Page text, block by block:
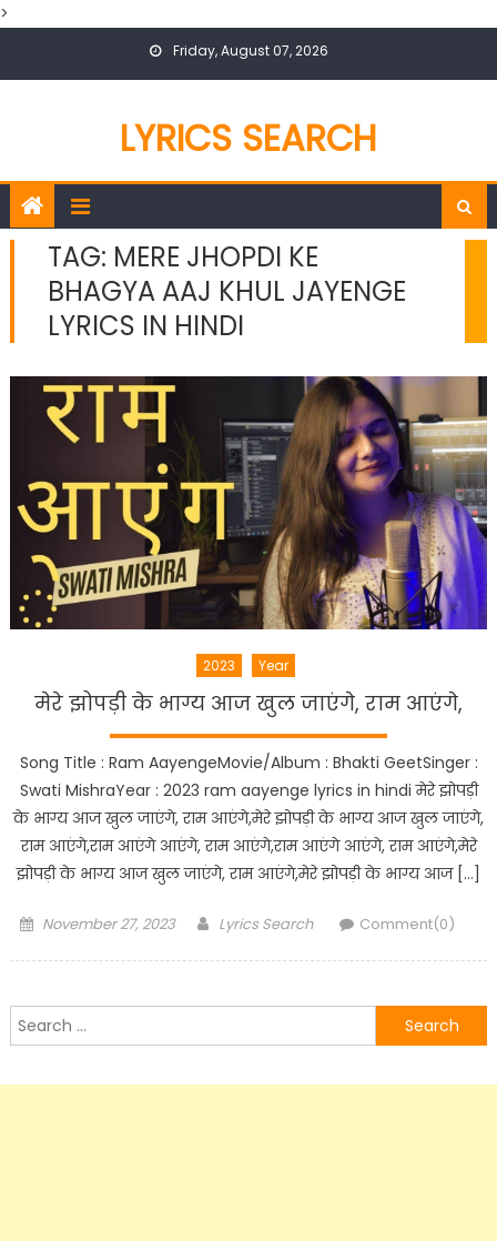
>
Friday, August 07, 2026
LYRICS SEARCH
TAG: MERE JHOPDI KE
BHAGYA AAJ KHUL JAYENGE
LYRICS IN HINDI
2023 Year
मेरे झोपड़ी के भाग्य आज खुल जाएंगे, राम आएंगे,
Song Title : Ram AayengeMovie/Album : Bhakti GeetSinger :
Swati MishraYear : 2023 ram aayenge lyrics in hindi मेरे झोपड़ी
के भाग्य आज खुल जाएंगे, राम आएंगे,मेरे झोपड़ी के भाग्य आज खुल जाएंगे,
राम आएंगे,राम आएंगे आएंगे, राम आएंगे,राम आएंगे आएंगे, राम आएंगे,मेरे
झोपड़ी के भाग्य आज खुल जाएंगे, राम आएंगे,मेरे झोपड़ी के भाग्य आज […]
Posted
November 27, 2023 Author
Lyrics Search Comment(0)
Search
for: